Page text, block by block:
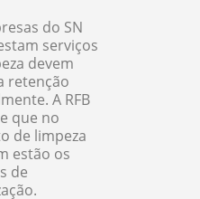
do SN
serviços
devem
retenção
A RFB
que no
de limpeza
estão os
de